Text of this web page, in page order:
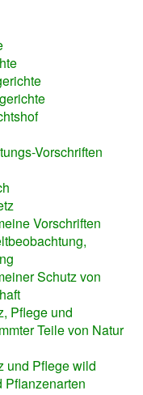
Vorschriften
Vorschriften
Schutz von
Pflege und
Teile von Natur
und Pflege wild
Pflanzenarten